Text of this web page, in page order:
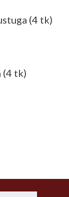
(4 tk)
(4 tk)